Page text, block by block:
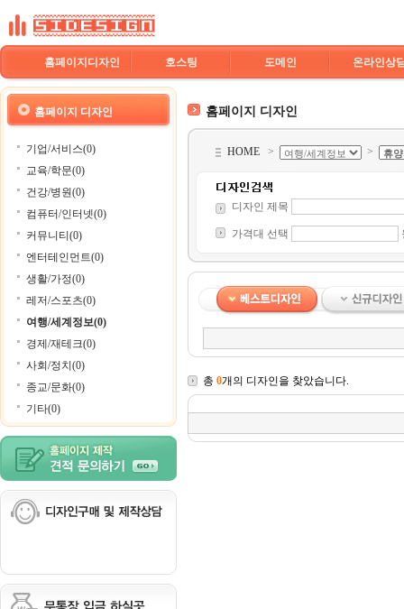
홈페이지디자인 호스팅 도메인 온라인상
홈페이지 디자인
기업/서비스(0)
교육/학문(0)
건강/병원(0)
컴퓨터/인터넷(0)
커뮤니티(0)
엔터테인먼트(0)
생활/가정(0)
레저/스포츠(0)
여행/세계정보(0)
경제/재테크(0)
사회/정치(0)
종교/문화(0)
기타(0)
홈페이지 디자인
HOME > >
디자인 제목
가격대 선택
총 0개의 디자인을 찾았습니다.